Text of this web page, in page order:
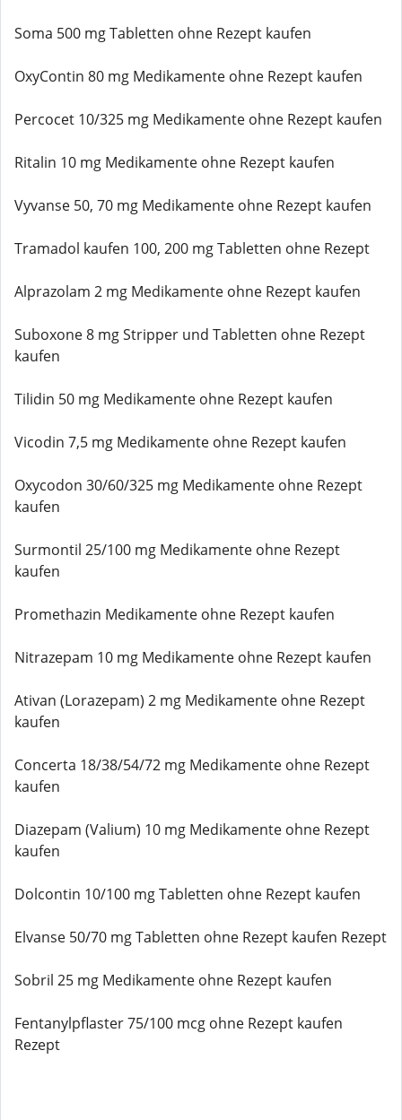
Soma 500 mg Tabletten ohne Rezept kaufen
OxyContin 80 mg Medikamente ohne Rezept kaufen
Percocet 10/325 mg Medikamente ohne Rezept kaufen
Ritalin 10 mg Medikamente ohne Rezept kaufen
Vyvanse 50, 70 mg Medikamente ohne Rezept kaufen
Tramadol kaufen 100, 200 mg Tabletten ohne Rezept
Alprazolam 2 mg Medikamente ohne Rezept kaufen
Suboxone 8 mg Stripper und Tabletten ohne Rezept
kaufen
Tilidin 50 mg Medikamente ohne Rezept kaufen
Vicodin 7,5 mg Medikamente ohne Rezept kaufen
Oxycodon 30/60/325 mg Medikamente ohne Rezept
kaufen
Surmontil 25/100 mg Medikamente ohne Rezept
kaufen
Promethazin Medikamente ohne Rezept kaufen
Nitrazepam 10 mg Medikamente ohne Rezept kaufen
Ativan (Lorazepam) 2 mg Medikamente ohne Rezept
kaufen
Concerta 18/38/54/72 mg Medikamente ohne Rezept
kaufen
Diazepam (Valium) 10 mg Medikamente ohne Rezept
kaufen
Dolcontin 10/100 mg Tabletten ohne Rezept kaufen
Elvanse 50/70 mg Tabletten ohne Rezept kaufen Rezept
Sobril 25 mg Medikamente ohne Rezept kaufen
Fentanylpflaster 75/100 mcg ohne Rezept kaufen
Rezept